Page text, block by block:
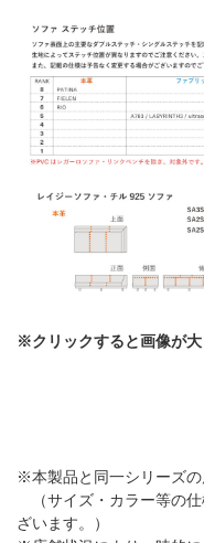
※クリックすると画像が大
※本製品と同一シリーズの
（サイズ・カラー等の
ざいます。）